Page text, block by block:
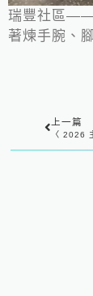
瑞豐社區——
著煉手腕、
上上一篇